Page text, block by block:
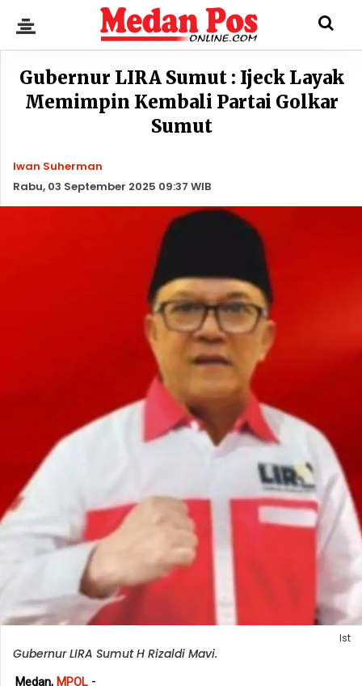
Gubernur LIRA Sumut : Ijeck Layak
Memimpin Kembali Partai Golkar
Sumut
Iwan Suherman
Rabu, 03 September 2025 09:37 WIB
Ist
Gubernur LIRA Sumut H Rizaldi Mavi.
Medan, MPOL-